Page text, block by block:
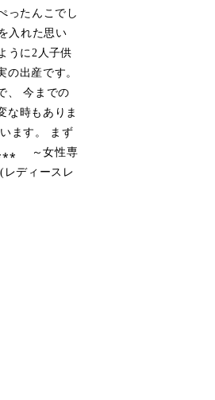
ったんこでし
入れた思い
うに2人子供
出産です。
、 今までの
な時もありま
ます。 まず
～女性専
ディースレ